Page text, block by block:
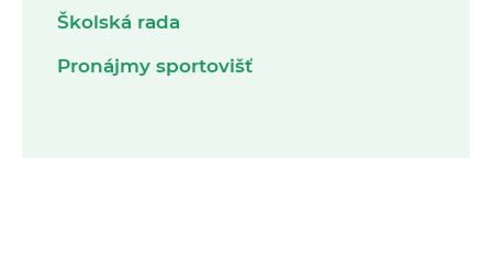
Školská rada
Pronájmy sportovišť